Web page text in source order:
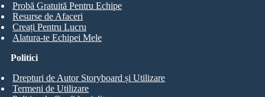
Probă Gratuită Pentru Echipe
Resurse de Afaceri
Creați Pentru Lucru
Alatura-te Echipei Mele
Politici
Drepturi de Autor Storyboard și Utilizare
Termeni de Utilizare